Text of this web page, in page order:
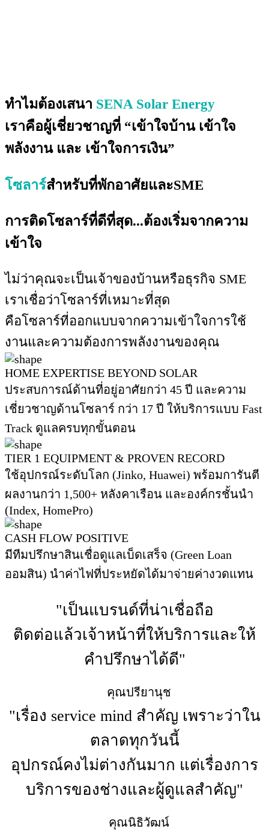
ทำไมต้องเสนา SENA Solar Energy
เราคือผู้เชี่ยวชาญที่ “เข้าใจบ้าน เข้าใจ
พลังงาน และ เข้าใจการเงิน”
โซลาร์สำหรับที่พักอาศัยและSME
การติดโซลาร์ที่ดีที่สุด...ต้องเริ่มจากความ
เข้าใจ
ไม่ว่าคุณจะเป็นเจ้าของบ้านหรือธุรกิจ SME
เราเชื่อว่าโซลาร์ที่เหมาะที่สุด
คือโซลาร์ที่ออกแบบจากความเข้าใจการใช้
งานและความต้องการพลังงานของคุณ
HOME EXPERTISE BEYOND SOLAR
ประสบการณ์ด้านที่อยู่อาศัยกว่า 45 ปี และความ
เชี่ยวชาญด้านโซลาร์ กว่า 17 ปี ให้บริการแบบ Fast
Track ดูแลครบทุกขั้นตอน
TIER 1 EQUIPMENT & PROVEN RECORD
ใช้อุปกรณ์ระดับโลก (Jinko, Huawei) พร้อมการันตี
ผลงานกว่า 1,500+ หลังคาเรือน และองค์กรชั้นนำ
(Index, HomePro)
CASH FLOW POSITIVE
มีทีมปรึกษาสินเชื่อดูแลเบ็ดเสร็จ (Green Loan
ออมสิน) นำค่าไฟที่ประหยัดได้มาจ่ายค่างวดแทน
"เป็นแบรนด์ที่น่าเชื่อถือ
ติดต่อแล้วเจ้าหน้าที่ให้บริการและให้
คำปรึกษาได้ดี"
คุณปรียานุช
"เรื่อง service mind สำคัญ เพราะว่าใน
ตลาดทุกวันนี้
อุปกรณ์คงไม่ต่างกันมาก แต่เรื่องการ
บริการของช่างและผู้ดูแลสำคัญ"
คุณนิธิวัฒน์